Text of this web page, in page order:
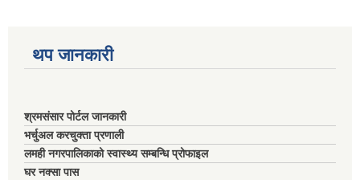
थप जानकारी
श्रमसंसार पोर्टल जानकारी
भर्चुअल करचुक्ता प्रणाली
लमही नगरपालिकाको स्वास्थ्य सम्बन्धि प्रोफाइल
घर नक्सा पास